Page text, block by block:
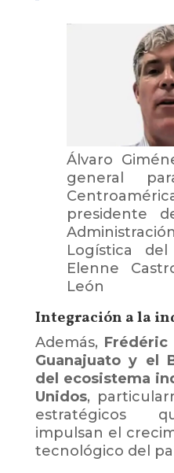
Álvaro
general
presidente
Logística
Elenne
León
Integración a la
Además, Frédéric
Guanajuato y el
del ecosistema
Unidos,
estratégicos
impulsan el
tecnológico del